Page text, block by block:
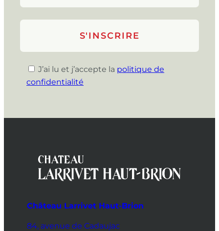
J’ai lu et j’accepte la politique de
confidentialité
Château Larrivet Haut-Brion
84, avenue de Cadaujac